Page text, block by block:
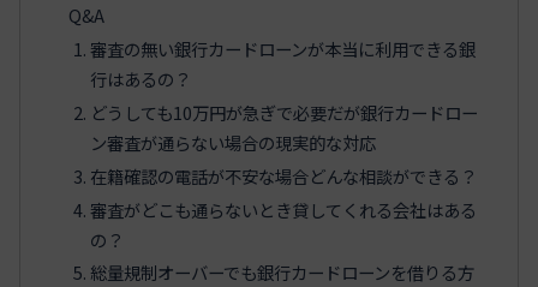
Q&A
審査の無い銀行カードローンが本当に利用できる銀
行はあるの？
どうしても10万円が急ぎで必要だが銀行カードロー
ン審査が通らない場合の現実的な対応
在籍確認の電話が不安な場合どんな相談ができる？
審査がどこも通らないとき貸してくれる会社はある
の？
総量規制オーバーでも銀行カードローンを借りる方